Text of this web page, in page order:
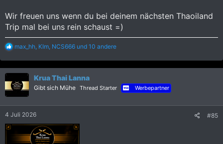
Wir freuen uns wenn du bei deinem nächsten Thaoiland
Trip mal bei uns rein schaust =)
R
a
k
i
n
:
max_hh, KIm, NCS666 und 10 andere
Krua Thai Lanna
Gibt sich Mühe Thread Starter Werbepartner
4 Juli 2026 #85